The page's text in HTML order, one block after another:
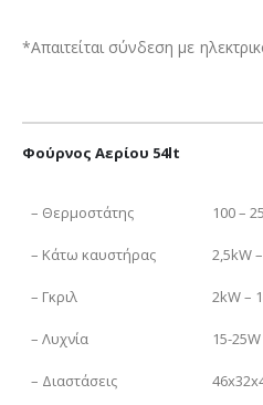
*Απαιτείται σύνδεση με
Φούρνος Αερίου 54lt
– Θερμοστάτης 100 –
– Κάτω καυστήρας 2,5kW
– Γκριλ 2kW –
– Λυχνία 15-25W
– Διαστάσεις